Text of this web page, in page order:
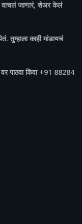
वाचलं जाणारं, शेअर केलं
तुम्हाला काही मांडायचं
किंवा +91 88284